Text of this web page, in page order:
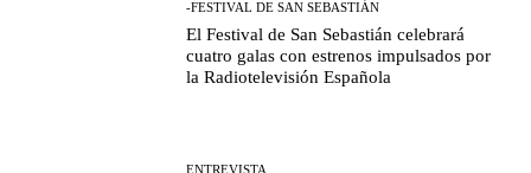
-FESTIVAL DE SAN SEBASTIÁN
El Festival de San Sebastián celebrará
cuatro galas con estrenos impulsados por
la Radiotelevisión Española
ENTREVISTA